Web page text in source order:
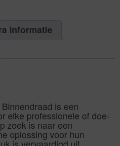
Informatie
is een
elke professionele of doe-
zoek is naar een
oplossing voor hun
is vervaardigd uit